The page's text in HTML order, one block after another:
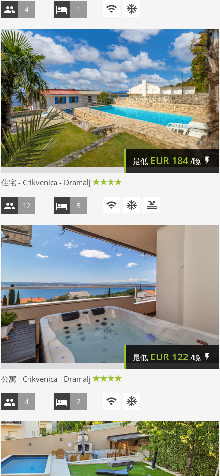
4 1
最低 EUR 184/晚
住宅 - Crikvenica - Dramalj
12 5
最低 EUR 122/晚
公寓 - Crikvenica - Dramalj
4 2